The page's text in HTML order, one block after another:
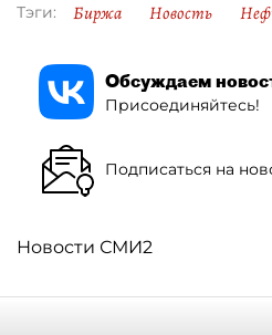
Тэги: Биржа Новость
Обсуждаем
Присоединяйтесь!
Подписаться на
Новости СМИ2